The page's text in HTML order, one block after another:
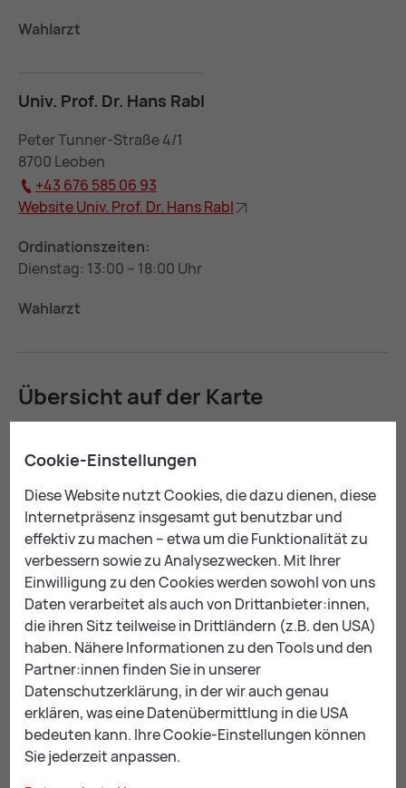
Wahlarzt
Univ. Prof. Dr. Hans Rabl
Peter Tunner-Straße 4/1
8700 Leoben
+43 676 585 06 93
Web­site Univ. Prof. Dr. Hans Rabl
Ordinationszeiten:
Dienstag: 13:00 – 18:00 Uhr
Wahlarzt
Über­sicht auf der Kar­te
Um Karten anzuzeigen,
erforderlichenCoo­kies.
DIESEN INHALT ANZEIGEN
Cookie-Einstellungen
Diese Website nutzt Cookies, die dazu dienen, diese
Internetpräsenz insgesamt gut benutzbar und
effektiv zu machen – etwa um die Funktionalität zu
verbessern sowie zu Analysezwecken. Mit Ihrer
Einwilligung zu den Cookies werden sowohl von uns
Daten verarbeitet als auch von Drittanbieter:innen,
die ihren Sitz teilweise in Drittländern (z.B. den USA)
haben. Nähere Informationen zu den Tools und den
Partner:innen finden Sie in unserer
Datenschutzerklärung, in der wir auch genau
erklären, was eine Datenübermittlung in die USA
bedeuten kann. Ihre Cookie-Einstellungen können
Sie jederzeit anpassen.